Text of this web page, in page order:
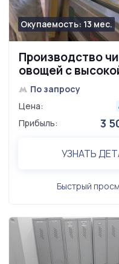
Производство
овощей с
прибылью
Окупаемость: 13 мес.
По запросу
Цена:
Прибыль: 3
УЗНАТЬ
Быстрый